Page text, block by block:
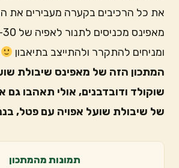
את כל הרכיבים בקערה מעבירים את
ומניחים להתקרר ולהתייצב בתיאבון
המתכון הזה של מאפינס שיבולת
שוקולד ודובדבנים, אולי תאהבו גם
של שיבולת שועל אפויה עם פטל,
תמונות מהמתכון